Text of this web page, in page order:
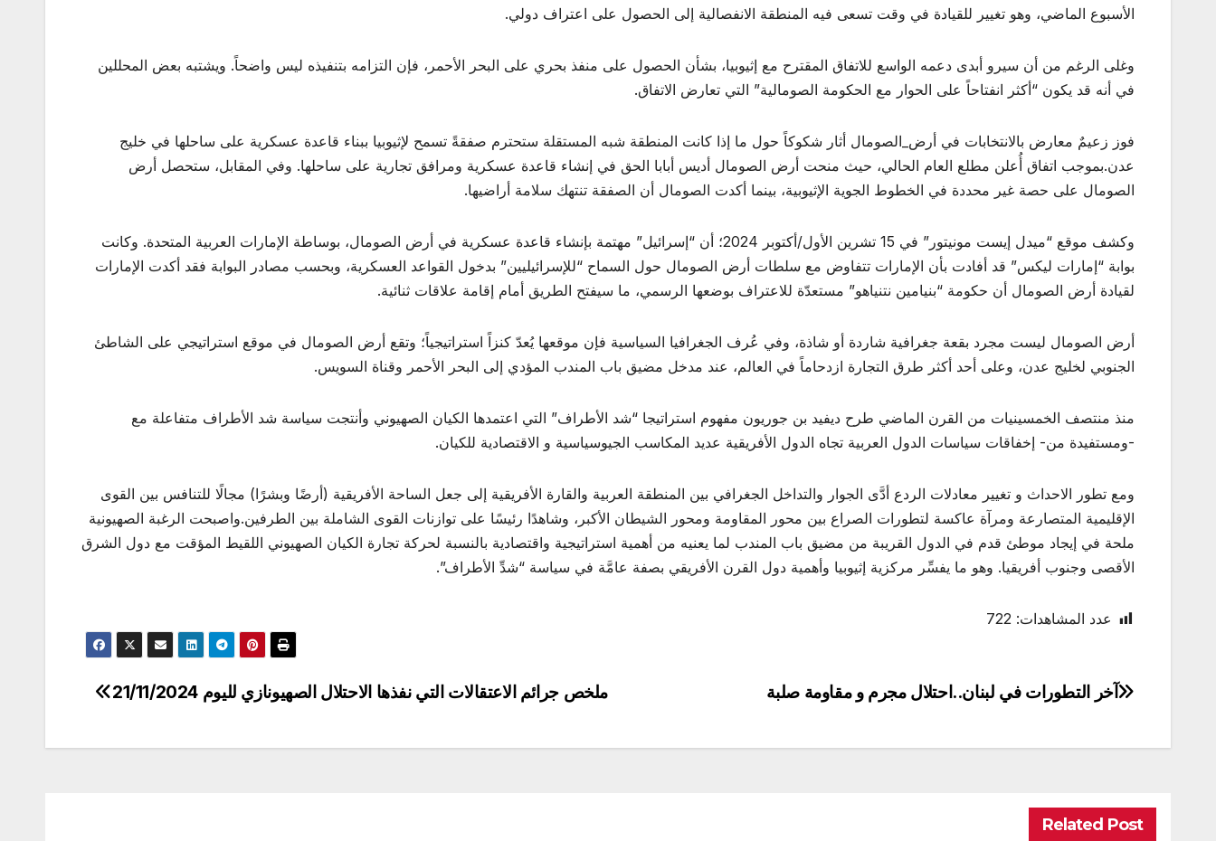
الأسبوع الماضي، وهو تغيير للقيادة في وقت تسعى فيه المنطقة الانفصالية إلى الحصول على اعتراف دولي.
وغلى الرغم من أن سيرو أبدى دعمه الواسع للاتفاق المقترح مع إثيوبيا، بشأن الحصول على منفذ بحري على البحر الأحمر، فإن التزامه بتنفيذه ليس واضحاً. ويشتبه بعض المحللين
في أنه قد يكون “أكثر انفتاحاً على الحوار مع الحكومة الصومالية” التي تعارض الاتفاق.
فوز زعيمٌ معارض بالانتخابات في أرض_الصومال أثار شكوكاً حول ما إذا كانت المنطقة شبه المستقلة ستحترم صفقةً تسمح لإثيوبيا ببناء قاعدة عسكرية على ساحلها في خليج
عدن.بموجب اتفاق أُعلن مطلع العام الحالي، حيث منحت أرض الصومال أديس أبابا الحق في إنشاء قاعدة عسكرية ومرافق تجارية على ساحلها. وفي المقابل، ستحصل أرض
الصومال على حصة غير محددة في الخطوط الجوية الإثيوبية، بينما أكدت الصومال أن الصفقة تنتهك سلامة أراضيها.
وكشف موقع “ميدل إيست مونيتور” في 15 تشرين الأول/أكتوبر 2024؛ أن “إسرائيل” مهتمة بإنشاء قاعدة عسكرية في أرض الصومال، بوساطة الإمارات العربية المتحدة. وكانت
بوابة “إمارات ليكس” قد أفادت بأن الإمارات تتفاوض مع سلطات أرض الصومال حول السماح “للإسرائيليين” بدخول القواعد العسكرية، وبحسب مصادر البوابة فقد أكدت الإمارات
لقيادة أرض الصومال أن حكومة “بنيامين نتنياهو” مستعدّة للاعتراف بوضعها الرسمي، ما سيفتح الطريق أمام إقامة علاقات ثنائية.
أرض الصومال ليست مجرد بقعة جغرافية شاردة أو شاذة، وفي عُرف الجغرافيا السياسية فإن موقعها يُعدّ كنزاً استراتيجياً؛ وتقع أرض الصومال في موقع استراتيجي على الشاطئ
الجنوبي لخليج عدن، وعلى أحد أكثر طرق التجارة ازدحاماً في العالم، عند مدخل مضيق باب المندب المؤدي إلى البحر الأحمر وقناة السويس.
منذ منتصف الخمسينيات من القرن الماضي طرح ديفيد بن جوريون مفهوم استراتيجا “شد الأطراف” التي اعتمدها الكيان الصهيوني وأنتجت سياسة شد الأطراف متفاعلة مع
-ومستفيدة من- إخفاقات سياسات الدول العربية تجاه الدول الأفريقية عديد المكاسب الجيوسياسية و الاقتصادية للكيان.
ومع تطور الاحداث و تغيير معادلات الردع أدَّى الجوار والتداخل الجغرافي بين المنطقة العربية والقارة الأفريقية إلى جعل الساحة الأفريقية (أرضًا وبشرًا) مجالًا للتنافس بين القوى
الإقليمية المتصارعة ومرآة عاكسة لتطورات الصراع بين محور المقاومة ومحور الشيطان الأكبر، وشاهدًا رئيسًا على توازنات القوى الشاملة بين الطرفين.واصبحت الرغبة الصهيونية
ملحة في إيجاد موطئ قدم في الدول القريبة من مضيق باب المندب لما يعنيه من أهمية استراتيجية واقتصادية بالنسبة لحركة تجارة الكيان الصهيوني اللقيط المؤقت مع دول الشرق
الأقصى وجنوب أفريقيا. وهو ما يفسِّر مركزية إثيوبيا وأهمية دول القرن الأفريقي بصفة عامَّة في سياسة “شدِّ الأطراف”.
عدد المشاهدات: 722
تصفّح
ملخص جرائم الاعتقالات التي نفذها الاحتلال الصهيونازي لليوم 21/11/2024 آخر التطورات في لبنان..احتلال مجرم و مقاومة صلبة
Related Post